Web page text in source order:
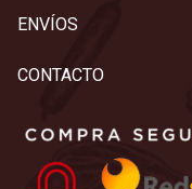
elegir
ENVÍOS
CONTACTO